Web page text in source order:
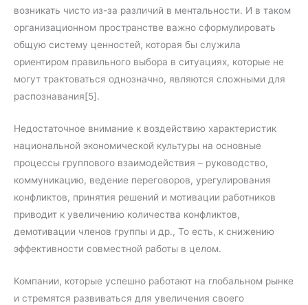
возникать чисто из-за различий в ментальности. И в таком
организационном пространстве важно сформулировать
общую систему ценностей, которая бы служила
ориентиром правильного выбора в ситуациях, которые не
могут трактоваться однозначно, являются сложными для
распознавания[5].
Недостаточное внимание к воздействию характеристик
национальной экономической культуры на основные
процессы группового взаимодействия – руководство,
коммуникацию, ведение переговоров, урегулирования
конфликтов, принятия решений и мотивации работников
приводит к увеличению количества конфликтов,
демотивации членов группы и др., То есть, к снижению
эффективности совместной работы в целом.
Компании, которые успешно работают на глобальном рынке
и стремятся развиваться для увеличения своего